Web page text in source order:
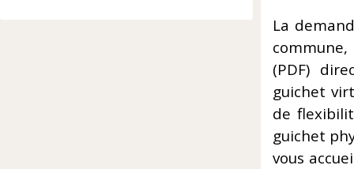
La
(PDF)
guichet
de
guichet
vous